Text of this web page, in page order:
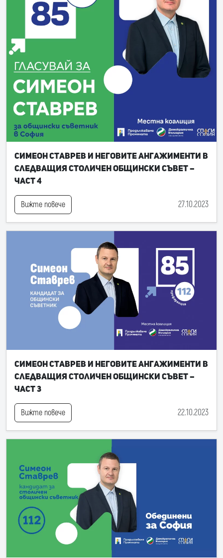
Симеон Ставрев и неговите ангажименти в
следващия Столичен общински съвет –
част 4
Вижте повече 27.10.2023
Симеон Ставрев и неговите ангажименти в
следващия Столичен общински съвет –
част 3
Вижте повече 22.10.2023